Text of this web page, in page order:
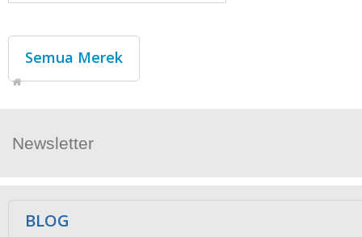
Semua Merek
Newsletter
BLOG